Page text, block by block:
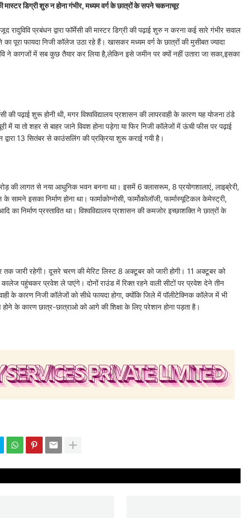
मास्टर डिग्री शुरु न होना गंभीर, मध्यम वर्ग के छात्रों के सपने चकनाचूर
रादुविवि प्रबंधन द्वारा फॉर्मेसी की मास्टर डिग्री की पढ़ाई शुरु न करना कई सारे गंभीर सवाल
पूरा फायदा निजी कॉलेज उठा रहे हैं। खासकर मध्यम वर्ग के छात्रों की मुसीबत ज्यादा
ने कागजों में सब कुछ तैयार कर लिया है,लेकिन इसे जमीन पर क्यों नहीं उतारा जा सका,इसका
की पढ़ाई शुरू होनी थी, मगर विश्वविद्यालय प्रशासन की लापरवाही के कारण यह योजना ठंडे
में या तो शहर से बाहर जाने विवश होना पड़ेगा या फिर निजी कॉलेजों में ऊंची फीस पर पढ़ाई
13 सितंबर से काउंसलिंग की प्रक्रिया शुरू कराई गयी है।
की लागत से नया आधुनिक भवन बनना था। इसमें 6 क्लासरूम, 8 प्रयोगशालाएं, लाइब्रेरी,
सामने इसका निर्माण होना था। फार्माकोग्नोसी, फार्मोकोलॉजी, फार्मास्यूटिकल केमेस्ट्री,
निर्माण प्रस्तावित था। विश्वविद्यालय प्रशासन की कमजोर इच्छाशक्ति ने छात्रों के
तक जारी रहेगी। दूसरे चरण की मेरिट लिस्ट 8 अक्टूबर को जारी होगी। 11 अक्टूबर को
पहुंचकर प्रवेश ले पाएंगे। दोनों राउंड में रिक्त रहने वाली सीटों पर प्रवेश देने तीन
के कारण निजी कॉलेजों को सीधे फायदा होगा, क्योंकि जिले में पॉलीटेक्निक कॉलेज में भी
होने के कारण छात्र-छात्राओ को आगे की शिक्षा के लिए परेशान होना पड़ता है।